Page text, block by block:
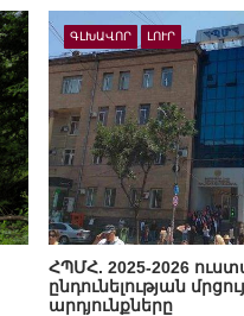
ԳԼԽԱՎՈՐ ԼՈՒՐ
ՀՊՄՀ. 2025-2026
ընդունելության
արդյունքները